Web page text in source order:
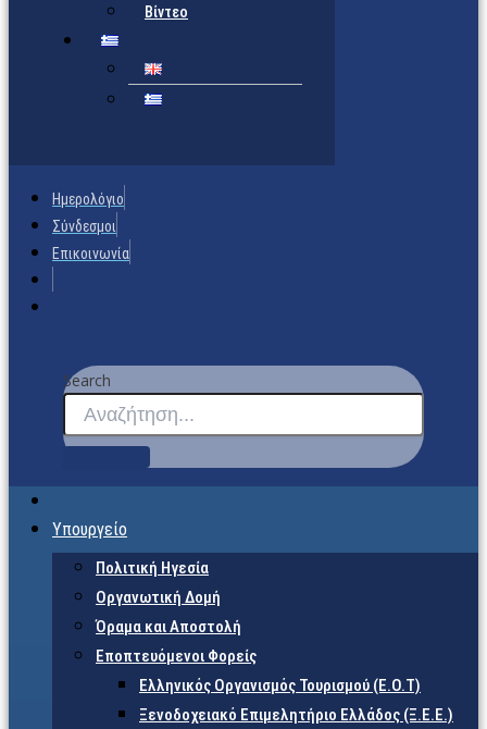
Βίντεο
Ημερολόγιο
Σύνδεσμοι
Επικοινωνία
Search
Υπουργείο
Πολιτική Ηγεσία
Οργανωτική Δομή
Όραμα και Αποστολή
Εποπτευόμενοι Φορείς
Eλληνικός Οργανισμός Τουρισμού (Ε.Ο.Τ)
Ξενοδοχειακό Επιμελητήριο Ελλάδος (Ξ.Ε.Ε.)